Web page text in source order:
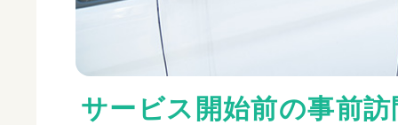
サービス開始前の事前訪